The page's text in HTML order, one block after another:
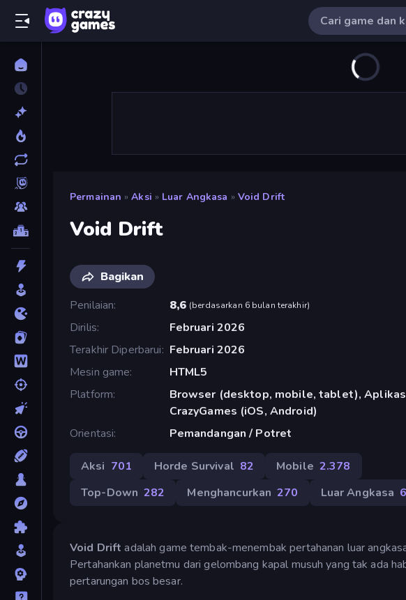
Permainan » Aksi » Luar Angkasa » Void Drift
Void Drift
Bagikan
Penilaian
8,6 (berdasarkan 6 bulan terakhir)
Dirilis
Februari 2026
Terakhir Diperbarui
Februari 2026
Mesin game
HTML5
Platform
Browser (desktop, mobile, tablet),
CrazyGames (iOS, Android)
Orientasi
Pemandangan / Potret
Aksi 701 Horde Survival 82 Mobile 2.378
Top-Down 282 Menghancurkan 270 Luar Angkasa
Void Drift adalah game tembak-menembak pertahanan luar
Pertahankan planetmu dari gelombang kapal musuh yang tak ada
pertarungan bos besar.